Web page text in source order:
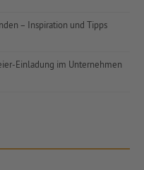
– Inspiration und Tipps
Einladung im Unternehmen